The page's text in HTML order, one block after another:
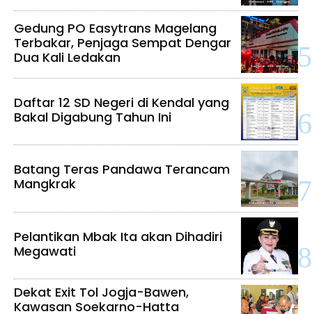
Gedung PO Easytrans Magelang
Terbakar, Penjaga Sempat Dengar
Dua Kali Ledakan
Daftar 12 SD Negeri di Kendal yang
Bakal Digabung Tahun Ini
Batang Teras Pandawa Terancam
Mangkrak
Pelantikan Mbak Ita akan Dihadiri
Megawati
Dekat Exit Tol Jogja-Bawen,
Kawasan Soekarno-Hatta